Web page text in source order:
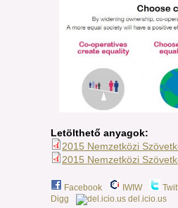
Letölthető anyagok:
2015 Nemzetközi
2015 Nemzetközi
Facebook IWIW
Digg
del.icio.us